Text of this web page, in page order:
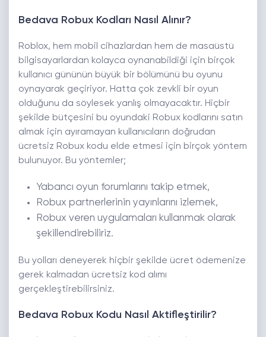
Bedava Robux Kodları Nasıl Alınır?
Roblox, hem mobil cihazlardan hem de masaüstü
bilgisayarlardan kolayca oynanabildiği için birçok
kullanıcı gününün büyük bir bölümünü bu oyunu
oynayarak geçiriyor. Hatta çok zevkli bir oyun
olduğunu da söylesek yanlış olmayacaktır. Hiçbir
şekilde bütçesini bu oyundaki Robux kodlarını satın
almak için ayıramayan kullanıcıların doğrudan
ücretsiz Robux kodu elde etmesi için birçok yöntem
bulunuyor. Bu yöntemler;
Yabancı oyun forumlarını takip etmek,
Robux partnerlerinin yayınlarını izlemek,
Robux veren uygulamaları kullanmak olarak
şekillendirebiliriz.
Bu yolları deneyerek hiçbir şekilde ücret ödemenize
gerek kalmadan ücretsiz kod alımı
gerçekleştirebilirsiniz.
Bedava Robux Kodu Nasıl Aktifleştirilir?